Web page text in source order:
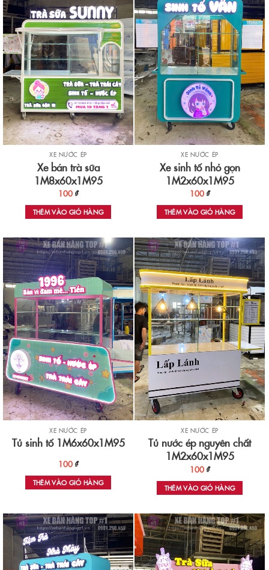
XE NƯỚC ÉP
Xe bán trà sữa
1M8x60x1M95
100 ₫
THÊM VÀO GIỎ HÀNG
XE NƯỚC ÉP
Xe sinh tố nhỏ gọn
1M2x60x1M95
100 ₫
THÊM VÀO GIỎ HÀNG
XE NƯỚC ÉP
Tủ sinh tố 1M6x60x1M95
100 ₫
THÊM VÀO GIỎ HÀNG
XE NƯỚC ÉP
Tủ nước ép nguyên chất
1M2x60x1M95
100 ₫
THÊM VÀO GIỎ HÀNG